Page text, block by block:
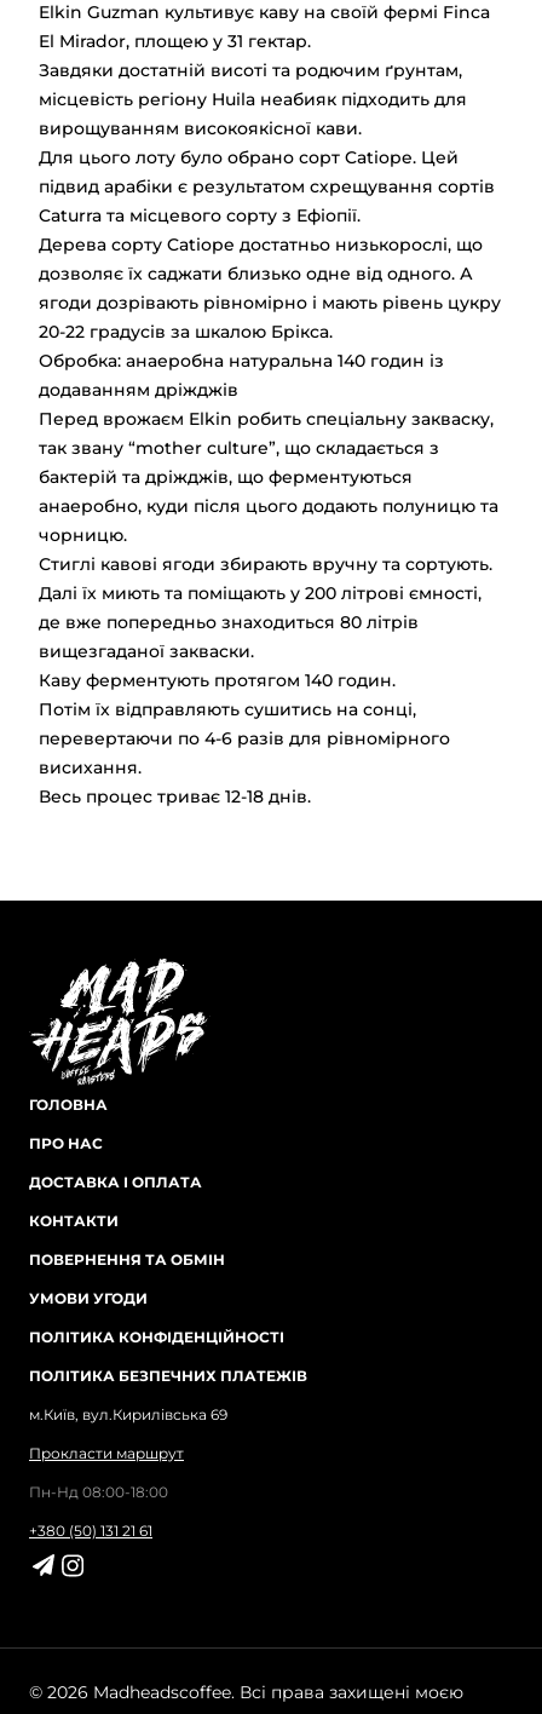
Elkin Guzman культивує каву на своїй фермі Finca
El Mirador, площею у 31 гектар.
Завдяки достатній висоті та родючим ґрунтам,
місцевість регіону Huila неабияк підходить для
вирощуванням високоякісної кави.
Для цього лоту було обрано сорт Catiope. Цей
підвид арабіки є результатом схрещування сортів
Caturra та місцевого сорту з Ефіопії.
Дерева сорту Catiope достатньо низькорослі, що
дозволяє їх саджати близько одне від одного. А
ягоди дозрівають рівномірно і мають рівень цукру
20-22 градусів за шкалою Брікса.
Обробка: анаеробна натуральна 140 годин із
додаванням дріжджів
Перед врожаєм Elkin робить спеціальну закваску,
так звану “mother culture”, що складається з
бактерій та дріжджів, що ферментуються
анаеробно, куди після цього додають полуницю та
чорницю.
Стиглі кавові ягоди збирають вручну та сортують.
Далі їх миють та поміщають у 200 літрові ємності,
де вже попередньо знаходиться 80 літрів
вищезгаданої закваски.
Каву ферментують протягом 140 годин.
Потім їх відправляють сушитись на сонці,
перевертаючи по 4-6 разів для рівномірного
висихання.
Весь процес триває 12-18 днів.
ГОЛОВНА
ПРО НАС
ДОСТАВКА І ОПЛАТА
КОНТАКТИ
ПОВЕРНЕННЯ ТА ОБМІН
УМОВИ УГОДИ
ПОЛІТИКА КОНФІДЕНЦІЙНОСТІ
ПОЛІТИКА БЕЗПЕЧНИХ ПЛАТЕЖІВ
м.Київ, вул.Кирилівська 69
Прокласти маршрут
Пн-Нд 08:00-18:00
+380 (50) 131 21 61
© 2026 Madheadscoffee. Всі права захищені моєю